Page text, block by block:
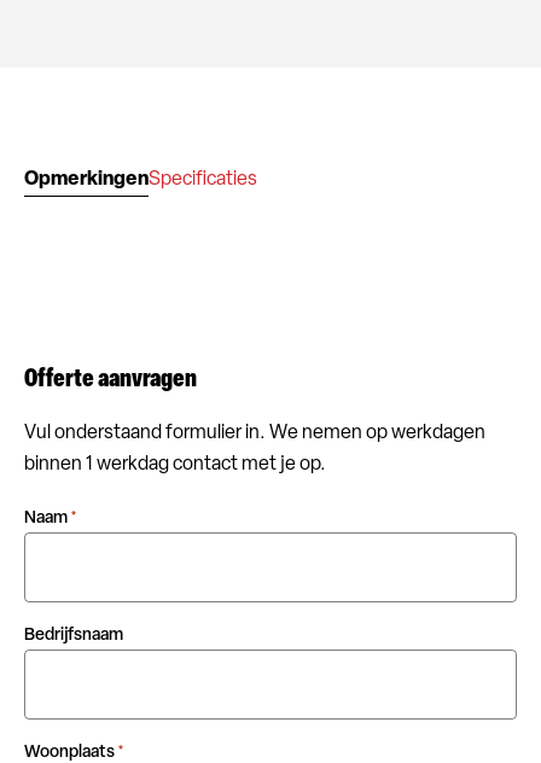
OpmerkingenSpecificaties
Offerte aanvragen
Vul onderstaand formulier in. We nemen op werkdagen
binnen 1 werkdag contact met je op.
Naam *
Bedrijfsnaam
Woonplaats *